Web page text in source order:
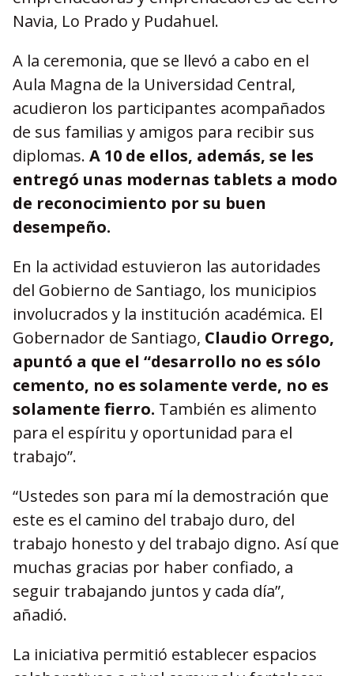
Navia, Lo Prado y Pudahuel.
A la ceremonia, que se llevó a cabo en el
Aula Magna de la Universidad Central,
acudieron los participantes acompañados
de sus familias y amigos para recibir sus
diplomas. A 10 de ellos, además, se les
entregó unas modernas tablets a modo
de reconocimiento por su buen
desempeño.
En la actividad estuvieron las autoridades
del Gobierno de Santiago, los municipios
involucrados y la institución académica. El
Gobernador de Santiago, Claudio Orrego,
apuntó a que el “desarrollo no es sólo
cemento, no es solamente verde, no es
solamente fierro. También es alimento
para el espíritu y oportunidad para el
trabajo”.
“Ustedes son para mí la demostración que
este es el camino del trabajo duro, del
trabajo honesto y del trabajo digno. Así que
muchas gracias por haber confiado, a
seguir trabajando juntos y cada día”,
añadió.
La iniciativa permitió establecer espacios